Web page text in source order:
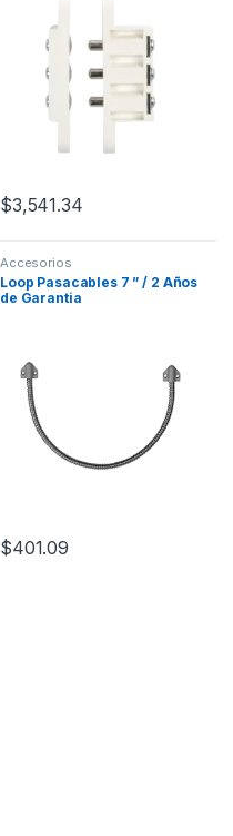
$3,541.34
Accesorios
Loop Pasacables 7 ” / 2 Años
de Garantia
$401.09